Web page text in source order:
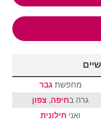
מחפשת גבר
גרה בחיפה, צפון
ואני חילונית